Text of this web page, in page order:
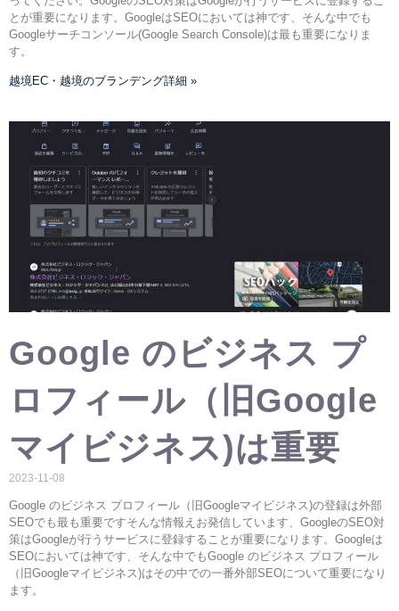
とが重要になります。GoogleはSEOにおいては神です、そんな中でも
Googleサーチコンソール(Google Search Console)は最も重要になりま
す。
越境EC・越境のブランデング詳細 »
Google のビジネス プ
ロフィール（旧Google
マイビジネス)は重要
2023-11-08
Google のビジネス プロフィール（旧Googleマイビジネス)の登録は外部
SEOでも最も重要ですそんな情報えお発信しています、GoogleのSEO対
策はGoogleが行うサービスに登録することが重要になります。Googleは
SEOにおいては神です、そんな中でもGoogle のビジネス プロフィール
（旧Googleマイビジネス)はその中での一番外部SEOについて重要になり
ます。